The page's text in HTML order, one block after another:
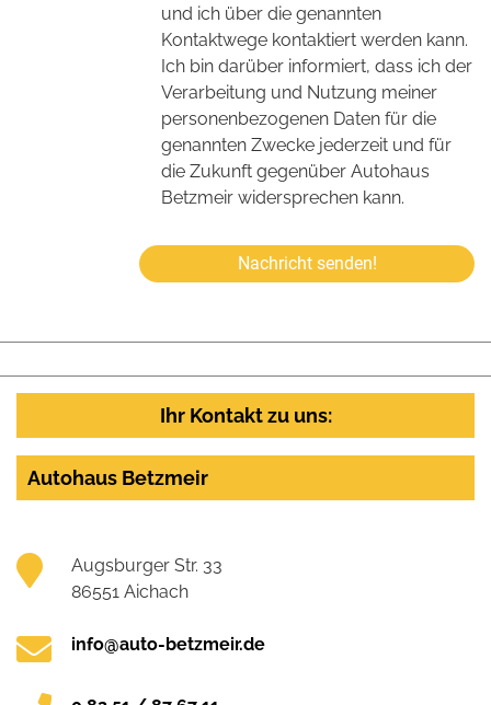
und ich über die genannten
Kontaktwege kontaktiert werden kann.
Ich bin darüber informiert, dass ich der
Verarbeitung und Nutzung meiner
personenbezogenen Daten für die
genannten Zwecke jederzeit und für
die Zukunft gegenüber Autohaus
Betzmeir widersprechen kann.
Nachricht senden!
Ihr Kontakt zu uns:
Autohaus Betzmeir
Augsburger Str. 33
86551 Aichach
info@auto-betzmeir.de